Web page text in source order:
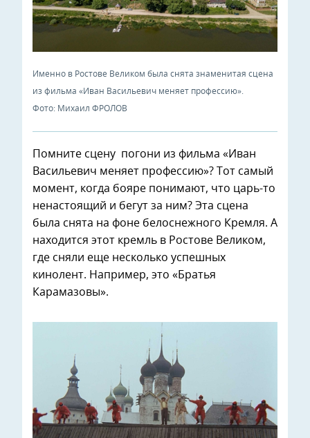
Именно в Ростове Великом была снята знаменитая сцена
из фильма «Иван Васильевич меняет профессию».
Фото: Михаил ФРОЛОВ
Помните сцену погони из фильма «Иван
Васильевич меняет профессию»? Тот самый
момент, когда бояре понимают, что царь-то
ненастоящий и бегут за ним? Эта сцена
была снята на фоне белоснежного Кремля. А
находится этот кремль в Ростове Великом,
где сняли еще несколько успешных
кинолент. Например, это «Братья
Карамазовы».